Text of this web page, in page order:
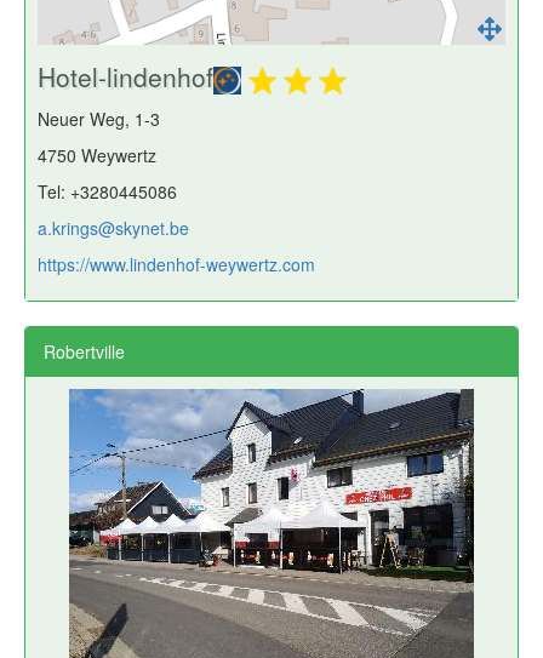
Hotel-lindenhof
Neuer Weg, 1-3
4750 Weywertz
Tel: +3280445086
a.krings@skynet.be
https://www.lindenhof-weywertz.com
Robertville